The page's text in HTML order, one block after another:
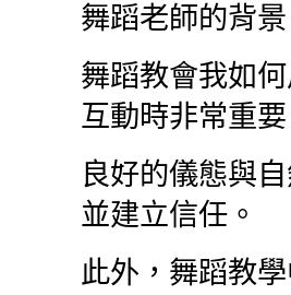
舞蹈老師的背
舞蹈教會我如
互動時非常重
良好的儀態與
並建立信任。
此外，舞蹈教